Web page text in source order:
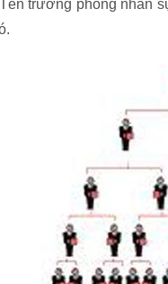
trưởng phòng nhân